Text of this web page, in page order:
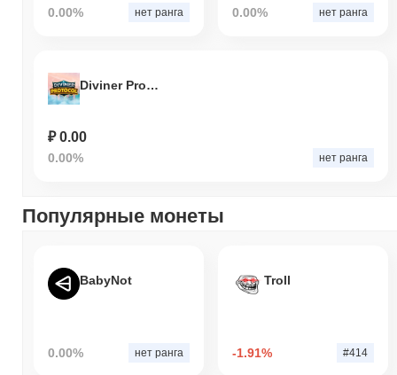
0.00% нет ранга 0.00% нет ранга
Diviner Protocol
₽ 0.00
0.00% нет ранга
Популярные монеты
BabyNot
0.00% нет ранга
Troll
-1.91% #414